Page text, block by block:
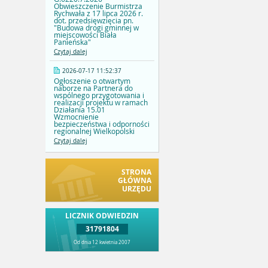
Obwieszczenie Burmistrza
Rychwała z 17 lipca 2026 r.
dot. przedsięwzięcia pn.
"Budowa drogi gminnej w
miejscowości Biała
Panieńska"
Czytaj dalej
2026-07-17 11:52:37
Ogłoszenie o otwartym
naborze na Partnera do
wspólnego przygotowania i
realizacji projektu w ramach
Działania 15.01
Wzmocnienie
bezpieczeństwa i odporności
regionalnej Wielkopolski
Czytaj dalej
STRONA
GŁÓWNA
URZĘDU
LICZNIK ODWIEDZIN
31791804
Od dnia 12 kwietnia 2007